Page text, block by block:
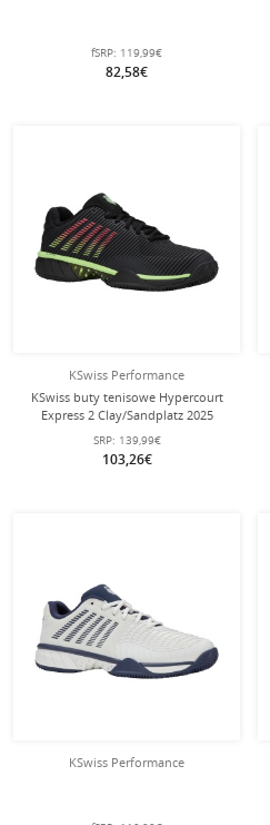
fSRP: 119,99€
82,58€
KSwiss Performance
KSwiss buty tenisowe Hypercourt
Express 2 Clay/Sandplatz 2025
czarne/neonowo zielone męskie
SRP: 139,99€
103,26€
KSwiss Performance